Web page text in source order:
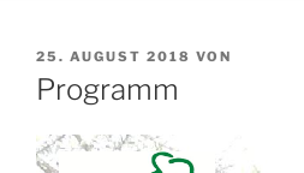
VERÖFFENTLICHT
AM
25. AUGUST 2018 VON
Programm